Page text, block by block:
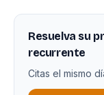
Resuelva su
recurrente
Citas el mismo